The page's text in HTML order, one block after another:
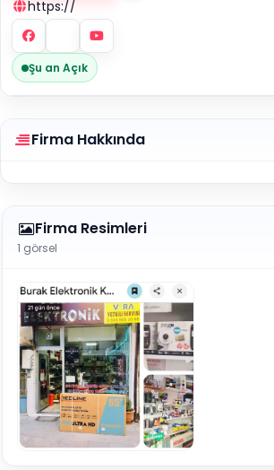
https://
Şu an Açık
Firma Hakkında
Firma Resimleri
1 görsel